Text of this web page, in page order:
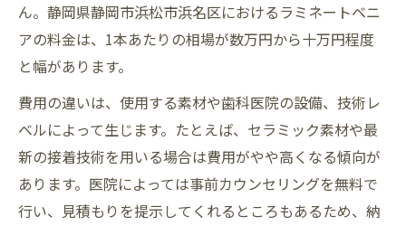
ん。静岡県静岡市浜松市浜名区におけるラミネートベニ
アの料金は、1本あたりの相場が数万円から十万円程度
と幅があります。
費用の違いは、使用する素材や歯科医院の設備、技術レ
ベルによって生じます。たとえば、セラミック素材や最
新の接着技術を用いる場合は費用がやや高くなる傾向が
あります。医院によっては事前カウンセリングを無料で
行い、見積もりを提示してくれるところもあるため、納